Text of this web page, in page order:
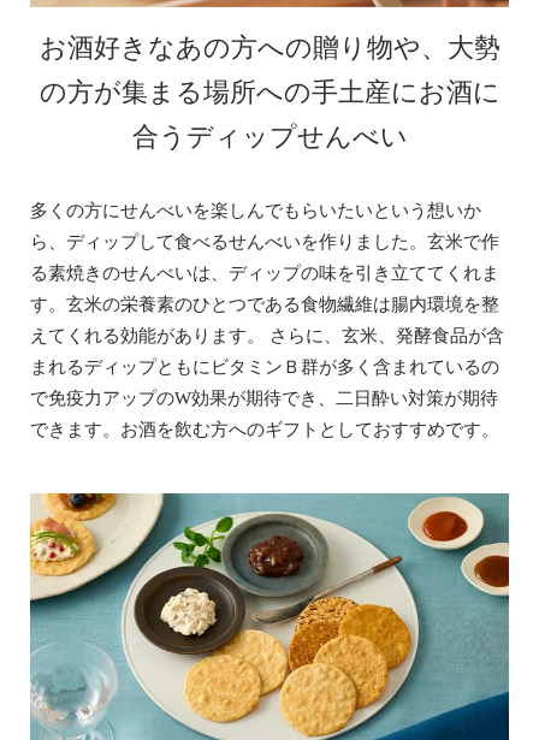
お酒好きなあの方への贈り物や、大勢
の方が集まる場所への手土産にお酒に
合うディップせんべい
多くの方にせんべいを楽しんでもらいたいという想いか
ら、ディップして食べるせんべいを作りました。玄米で作
る素焼きのせんべいは、ディップの味を引き立ててくれま
す。玄米の栄養素のひとつである食物繊維は腸内環境を整
えてくれる効能があります。 さらに、玄米、発酵食品が含
まれるディップともにビタミンＢ群が多く含まれているの
で免疫力アップのW効果が期待でき、二日酔い対策が期待
できます。お酒を飲む方へのギフトとしておすすめです。